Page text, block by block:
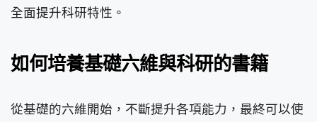
全面提升科研特性。
如何培養基礎六維與科研的書籍
從基礎的六維開始，不斷提升各項能力，最終可以使